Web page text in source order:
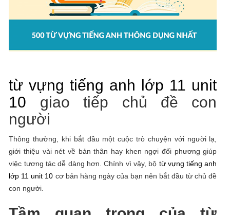
từ vựng tiếng anh lớp 11 unit
10 giao tiếp chủ đề con
người
Thông thường, khi bắt đầu một cuộc trò chuyện với người lạ,
giới thiệu vài nét về bản thân hay khen ngợi đối phương giúp
việc tương tác dễ dàng hơn. Chính vì vậy, bộ từ vựng tiếng anh
lớp 11 unit 10 cơ bản hàng ngày của bạn nên bắt đầu từ chủ đề
con người.